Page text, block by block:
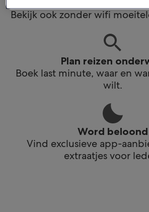
Bekijk ook zonder wifi
Plan reizen
Boek last minute, waar en
wilt.
Word beloond
Vind exclusieve app-
extraatjes voor